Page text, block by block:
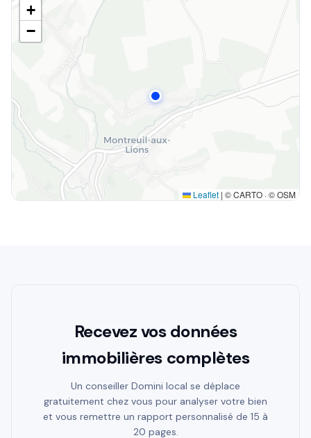
+
−
Leaflet | © CARTO · © OSM
Recevez vos données
immobilières complètes
Un conseiller Domini local se déplace
gratuitement chez vous pour analyser votre bien
et vous remettre un rapport personnalisé de 15 à
20 pages.